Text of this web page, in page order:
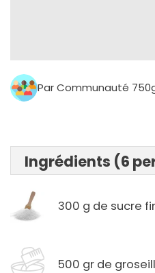
Par Communauté
Ingrédients (6
300 g de sucre
500 gr de